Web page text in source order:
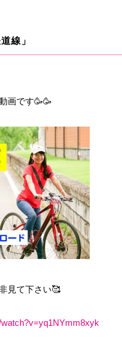
線」
画です🥳🥳
見て下さい🥰